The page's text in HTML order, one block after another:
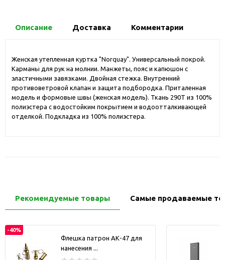
Описание Доставка Комментарии
Женская утепленная куртка "Norquay". Универсальный покрой.
Карманы для рук на молнии. Манжеты, пояс и капюшон с
эластичными завязками. Двойная стежка. Внутренний
противоветровой клапан и защита подбородка. Приталенная
модель и формовые швы (женская модель). Ткань 290Т из 100%
полиэстера с водостойким покрытием и водоотталкивающей
отделкой. Подкладка из 100% полиэстера.
Рекомендуемые товары Самые продаваемые
-40%
Флешка патрон АК-47 для
нанесения ...